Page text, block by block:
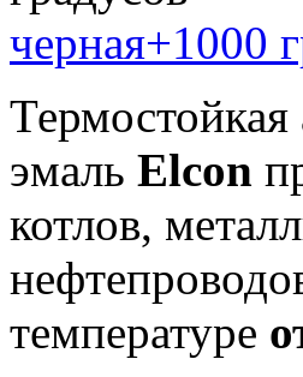
черная+1000
эмаль Elcon
котлов,
температуре